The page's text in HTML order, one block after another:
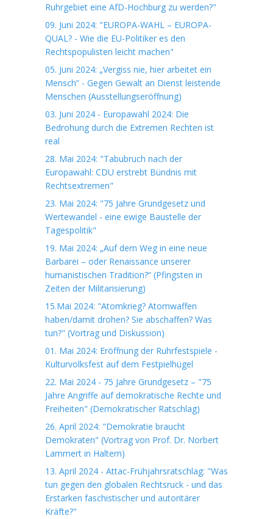
Ruhrgebiet eine AfD-Hochburg zu werden?"
09. Juni 2024: "EUROPA-WAHL – EUROPA-
QUAL? - Wie die EU-Politiker es den
Rechtspopulisten leicht machen"
05. Juni 2024: „Vergiss nie, hier arbeitet ein
Mensch“ - Gegen Gewalt an Dienst leistende
Menschen (Ausstellungseröffnung)
03. Juni 2024 - Europawahl 2024: Die
Bedrohung durch die Extremen Rechten ist
real
28. Mai 2024: "Tabubruch nach der
Europawahl: CDU erstrebt Bündnis mit
Rechtsextremen"
23. Mai 2024: "75 Jahre Grundgesetz und
Wertewandel - eine ewige Baustelle der
Tagespolitik"
19. Mai 2024: „Auf dem Weg in eine neue
Barbarei – oder Renaissance unserer
humanistischen Tradition?“ (Pfingsten in
Zeiten der Militarisierung)
15.Mai 2024: "Atomkrieg? Atomwaffen
haben/damit drohen? Sie abschaffen? Was
tun?" (Vortrag und Diskussion)
01. Mai 2024: Eröffnung der Ruhrfestspiele -
Kulturvolksfest auf dem Festpielhügel
22. Mai 2024 - 75 Jahre Grundgesetz – "75
Jahre Angriffe auf demokratische Rechte und
Freiheiten" (Demokratischer Ratschlag)
26. April 2024: "Demokratie braucht
Demokraten" (Vortrag von Prof. Dr. Norbert
Lammert in Haltern)
13. April 2024 - Attac-Frühjahrsratschlag: "Was
tun gegen den globalen Rechtsruck - und das
Erstarken faschistischer und autoritärer
Kräfte?"